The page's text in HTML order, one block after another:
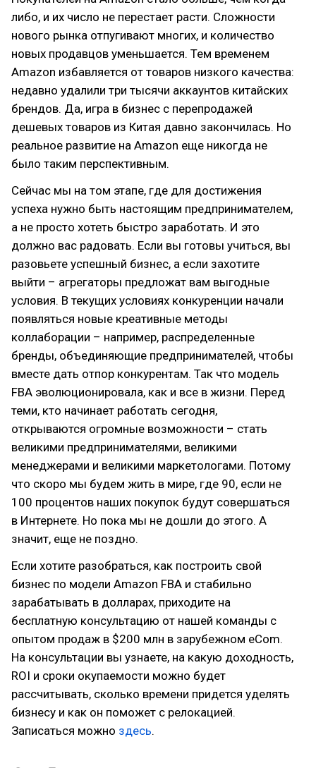
либо, и их число не перестает расти. Сложности
нового рынка отпугивают многих, и количество
новых продавцов уменьшается. Тем временем
Amazon избавляется от товаров низкого качества:
недавно удалили три тысячи аккаунтов китайских
брендов. Да, игра в бизнес с перепродажей
дешевых товаров из Китая давно закончилась. Но
реальное развитие на Amazon еще никогда не
было таким перспективным.
Сейчас мы на том этапе, где для достижения
успеха нужно быть настоящим предпринимателем,
а не просто хотеть быстро заработать. И это
должно вас радовать. Если вы готовы учиться, вы
разовьете успешный бизнес, а если захотите
выйти – агрегаторы предложат вам выгодные
условия. В текущих условиях конкуренции начали
появляться новые креативные методы
коллаборации – например, распределенные
бренды, объединяющие предпринимателей, чтобы
вместе дать отпор конкурентам. Так что модель
FBA эволюционировала, как и все в жизни. Перед
теми, кто начинает работать сегодня,
открываются огромные возможности – стать
великими предпринимателями, великими
менеджерами и великими маркетологами. Потому
что скоро мы будем жить в мире, где 90, если не
100 процентов наших покупок будут совершаться
в Интернете. Но пока мы не дошли до этого. А
значит, еще не поздно.
Если хотите разобраться, как построить свой
бизнес по модели Amazon FBA и стабильно
зарабатывать в долларах, приходите на
бесплатную консультацию от нашей команды с
опытом продаж в $200 млн в зарубежном eCom.
На консультации вы узнаете, на какую доходность,
ROI и сроки окупаемости можно будет
рассчитывать, сколько времени придется уделять
бизнесу и как он поможет с релокацией.
Записаться можно здесь.